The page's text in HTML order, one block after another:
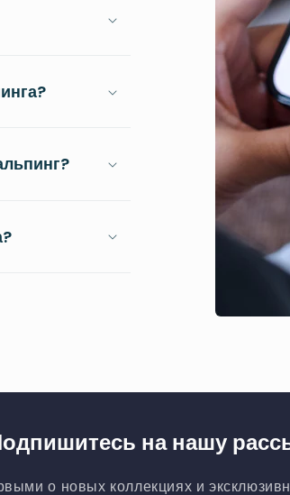
на нашу
о новых коллекциях и